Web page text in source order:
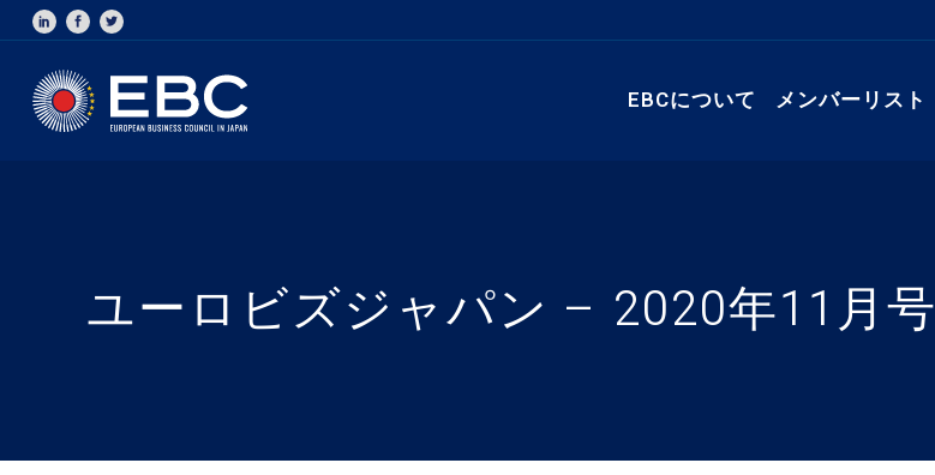
EBCについて メンバーリスト
ユーロビズジャパン – 2020年11月号